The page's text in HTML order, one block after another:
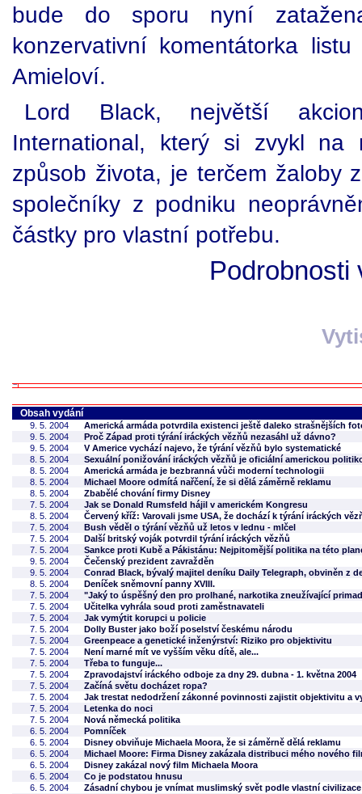
bude do sporu nyní
konzervativní komentátorka
Amieloví.
Lord Black, největší
International, který si zvykl na
způsob života, je terčem žaloby
společníky z podniku
částky pro vlastní potřebu.
Obsah vydání
9. 5. 2004
Americká armáda potvrdila existenci ještě daleko strašnějších
9. 5. 2004
Proč Západ proti týrání iráckých vězňů nezasáhl už dávno?
9. 5. 2004
V Americe vychází najevo, že týrání vězňů bylo systematické
8. 5. 2004
Sexuální ponižování iráckých vězňů je oficiální americkou
8. 5. 2004
Americká armáda je bezbranná vůči moderní technologii
8. 5. 2004
Michael Moore odmítá nařčení, že si dělá záměrně reklamu
8. 5. 2004
Zbabělé chování firmy Disney
7. 5. 2004
Jak se Donald Rumsfeld hájil v americkém Kongresu
8. 5. 2004
Červený kříž: Varovali jsme USA, že dochází k týrání iráckých
7. 5. 2004
Bush věděl o týrání vězňů už letos v lednu - mlčel
7. 5. 2004
Další britský voják potvrdil týrání iráckých vězňů
7. 5. 2004
Sankce proti Kubě a Pákistánu: Nejpitomější politika na této
9. 5. 2004
Čečenský prezident zavražděn
9. 5. 2004
Conrad Black, bývalý majitel deníku Daily Telegraph, obviněn z
8. 5. 2004
Deníček sněmovní panny XVIII.
7. 5. 2004
"Jaký to úspěšný den pro prolhané, narkotika zneužívající
7. 5. 2004
Učitelka vyhrála soud proti zaměstnavateli
7. 5. 2004
Jak vymýtit korupci u policie
7. 5. 2004
Dolly Buster jako boží poselství českému národu
7. 5. 2004
Greenpeace a genetické inženýrství: Riziko pro objektivitu
7. 5. 2004
Není marné mít ve vyšším věku dítě, ale...
7. 5. 2004
Třeba to funguje...
7. 5. 2004
Zpravodajství iráckého odboje za dny 29. dubna - 1. května 2004
7. 5. 2004
Začíná světu docházet ropa?
7. 5. 2004
Jak trestat nedodržení zákonné povinnosti zajistit objektivitu a
7. 5. 2004
Letenka do noci
7. 5. 2004
Nová německá politika
6. 5. 2004
Pomníček
6. 5. 2004
Disney obviňuje Michaela Moora, že si záměrně dělá reklamu
6. 5. 2004
Michael Moore: Firma Disney zakázala distribuci mého nového
6. 5. 2004
Disney zakázal nový film Michaela Moora
6. 5. 2004
Co je podstatou hnusu
6. 5. 2004
Zásadní chybou je vnímat muslimský svět podle vlastní civilizace